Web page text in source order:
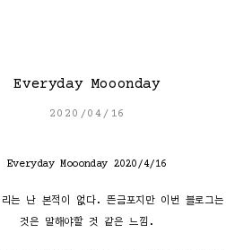
Everyday Mooonday
2020/04/16
Everyday Mooonday 2020/4/16
는 난 본적이 없다. 뜬금포지만 이번 블로그
것은 말해야할 것 같은 느낌.